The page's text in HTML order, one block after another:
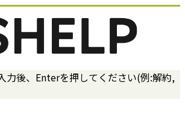
力後、Enterを押してください(例:解約,